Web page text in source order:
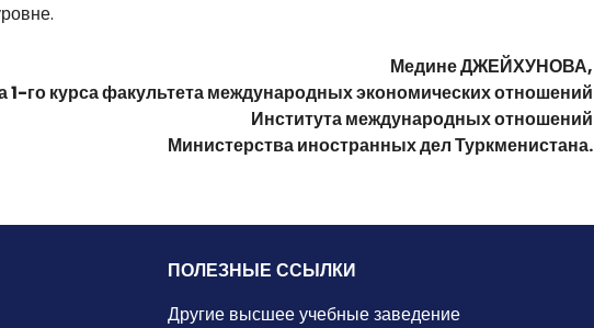
Медине ДЖЕЙХУНОВА,
1-го курса факультета международных экономических отношений
Института международных отношений
Министерства иностранных дел Туркменистана.
ПОЛЕЗНЫЕ ССЫЛКИ
Другие высшее учебные заведение